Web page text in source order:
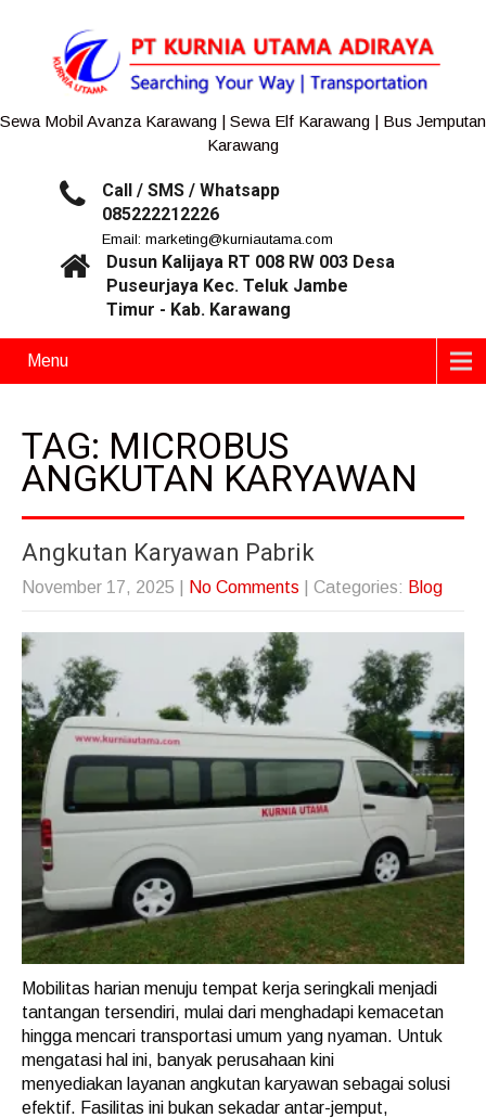
Sewa Mobil Avanza Karawang | Sewa Elf Karawang | Bus Jemputan
Karawang
Call / SMS / Whatsapp
085222212226
Email: marketing@kurniautama.com
Dusun Kalijaya RT 008 RW 003 Desa
Puseurjaya Kec. Teluk Jambe
Timur - Kab. Karawang
Menu
TAG: MICROBUS
ANGKUTAN KARYAWAN
Angkutan Karyawan Pabrik
November 17, 2025 No Comments | Categories: Blog
Mobilitas harian menuju tempat kerja seringkali menjadi
tantangan tersendiri, mulai dari menghadapi kemacetan
hingga mencari transportasi umum yang nyaman. Untuk
mengatasi hal ini, banyak perusahaan kini
menyediakan layanan angkutan karyawan sebagai solusi
efektif. Fasilitas ini bukan sekadar antar-jemput,